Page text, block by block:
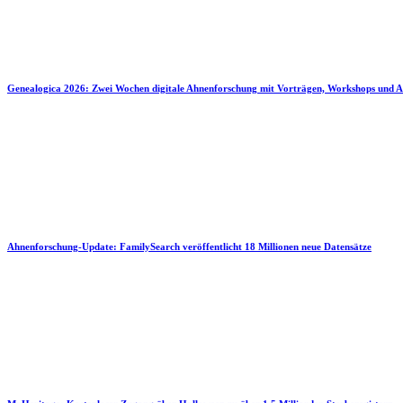
Genealogica 2026: Zwei Wochen digitale Ahnenforschung mit Vorträgen, Workshops und
Ahnenforschung-Update: FamilySearch veröffentlicht 18 Millionen neue Datensätze